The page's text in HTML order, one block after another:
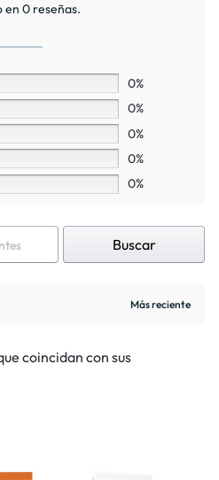
en 0 reseñas.
0%
0%
0%
0%
0%
Buscar
coincidan con sus